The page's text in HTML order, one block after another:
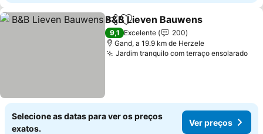
PartilharAdicionar aos favoritos
B&B Lieven Bauwens
9,1 Excelente
200
Gand, a 19.9 km de Herzele
Jardim tranquilo com terraço ensolarado
Selecione as datas para ver os preços
exatos.
Ver preços